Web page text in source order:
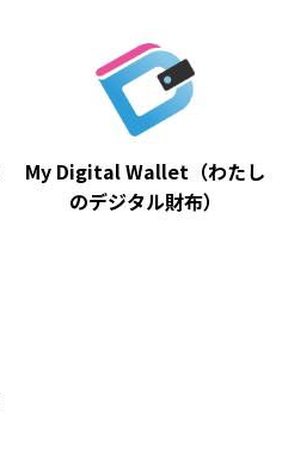
My Digital Wallet（わたし
のデジタル財布）